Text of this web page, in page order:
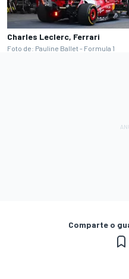
Charles Leclerc, Ferrari
Foto de: Pauline Ballet - Formula 1
Comparte o